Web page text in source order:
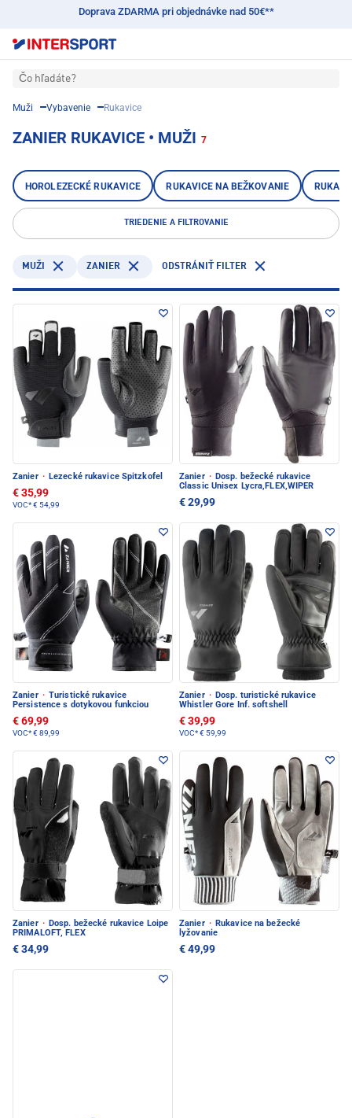
Doprava ZDARMA pri objednávke nad 50€**
Čo hľadáte?
Muži Vybavenie Rukavice
ZANIER RUKAVICE • MUŽI 7
HOROLEZECKÉ RUKAVICE RUKAVICE NA BEŽKOVANIE
TRIEDENIE A FILTROVANIE
MUŽI ZANIER ODSTRÁNIŤ FILTER
Zanier · Lezecké rukavice Spitzkofel
€ 35,99
VOC*€ 54,99
Zanier · Dosp. bežecké rukavice
Classic Unisex Lycra,FLEX,WIPER
€ 29,99
Zanier · Turistické rukavice
Persistence s dotykovou funkciou
€ 69,99
VOC*€ 89,99
Zanier · Dosp. turistické rukavice
Whistler Gore Inf. softshell
€ 39,99
VOC*€ 59,99
Zanier · Dosp. bežecké rukavice Loipe
PRIMALOFT, FLEX
€ 34,99
Zanier · Rukavice na bežecké
lyžovanie
€ 49,99